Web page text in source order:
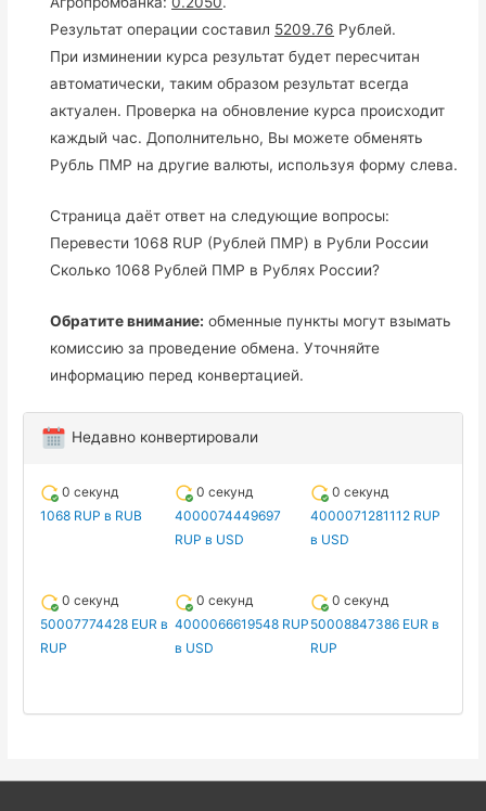
Результат операции составил 5209.76 Рублей.
При изминении курса результат будет пересчитан
автоматически, таким образом результат всегда
актуален. Проверка на обновление курса происходит
каждый час. Дополнительно, Вы можете обменять
Рубль ПМР на другие валюты, используя форму слева.
Страница даёт ответ на следующие вопросы:
Перевести 1068 RUP (Рублей ПМР) в Рубли России
Сколько 1068 Рублей ПМР в Рублях России?
Обратите внимание: обменные пункты могут взымать
комиссию за проведение обмена. Уточняйте
информацию перед конвертацией.
Недавно конвертировали
0 секунд
1068 RUP в RUB
0 секунд
4000074449697
RUP в USD
0 секунд
4000071281112 RUP
в USD
0 секунд
50007774428 EUR в
RUP
0 секунд
4000066619548 RUP
в USD
0 секунд
50008847386 EUR в
RUP